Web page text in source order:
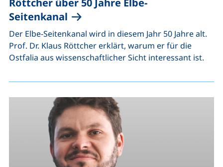
Röttcher über 50 Jahre Elbe-
Seitenkanal
Der Elbe-Seitenkanal wird in diesem Jahr 50 Jahre alt.
Prof. Dr. Klaus Röttcher erklärt, warum er für die
Ostfalia aus wissenschaftlicher Sicht interessant ist.